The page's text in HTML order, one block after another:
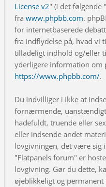
License v2" (i det følgende
fra www.phpbb.com.
for internetbaserede
fra indflydelse på, hvad vi
tilladeligt indhold og/eller
yderligere information om
https://www.phpbb.com/.
Du indvilliger i ikke at
fornærmende,
hadefuldt, truende eller
eller indsende andet
lovgivningen, det være sig
"Flatpanels forum" er
lovgivning. Gør du dette,
øjeblikkeligt og